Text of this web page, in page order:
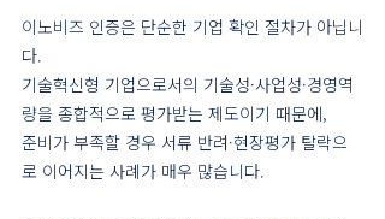
이노비즈 인증은 단순한 기업 확인 절차가 아닙니
다.
기술혁신형 기업으로서의 기술성·사업성·경영역
량을 종합적으로 평가받는 제도이기 때문에,
준비가 부족할 경우 서류 반려·현장평가 탈락으
로 이어지는 사례가 매우 많습니다.